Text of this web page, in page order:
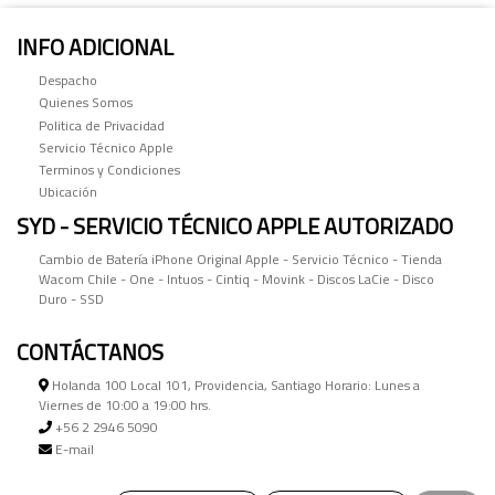
INFO ADICIONAL
Despacho
Quienes Somos
Politica de Privacidad
Servicio Técnico Apple
Terminos y Condiciones
Ubicación
SYD - SERVICIO TÉCNICO APPLE AUTORIZADO
Cambio de Batería iPhone Original Apple - Servicio Técnico - Tienda
Wacom Chile - One - Intuos - Cintiq - Movink - Discos LaCie - Disco
Duro - SSD
CONTÁCTANOS
Holanda 100 Local 101, Providencia, Santiago Horario: Lunes a
Viernes de 10:00 a 19:00 hrs.
+56 2 2946 5090
E-mail